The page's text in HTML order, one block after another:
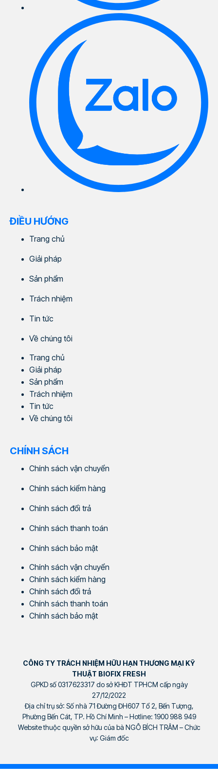
ĐIỀU HƯỚNG
Trang chủ
Giải pháp
Sản phẩm
Trách nhiệm
Tin tức
Về chúng tôi
Trang chủ
Giải pháp
Sản phẩm
Trách nhiệm
Tin tức
Về chúng tôi
CHÍNH SÁCH
Chính sách vận chuyển
Chính sách kiểm hàng
Chính sách đổi trả
Chính sách thanh toán
Chính sách bảo mật
Chính sách vận chuyển
Chính sách kiểm hàng
Chính sách đổi trả
Chính sách thanh toán
Chính sách bảo mật
CÔNG TY TRÁCH NHIỆM HỮU HẠN THƯƠNG MẠI KỸ
THUẬT BIOFIX FRESH
GPKD số 0317623317 do sở KHĐT TPHCM cấp ngày
27/12/2022
Địa chỉ trụ sở: Số nhà 71 Đường ĐH607 Tổ 2, Bến Tượng,
Phường Bến Cát, TP. Hồ Chí Minh – Hotline: 1900 988 949
Website thuộc quyền sở hữu của bà NGÔ BÍCH TRÂM – Chức
vụ: Giám đốc